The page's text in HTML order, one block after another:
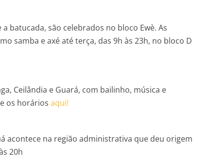
batucada, são celebrados no bloco Ewè. As
samba e axé até terça, das 9h às 23h, no bloco D
Ceilândia e Guará, com bailinho, música e
os horários aqui!
acontece na região administrativa que deu origem
20h